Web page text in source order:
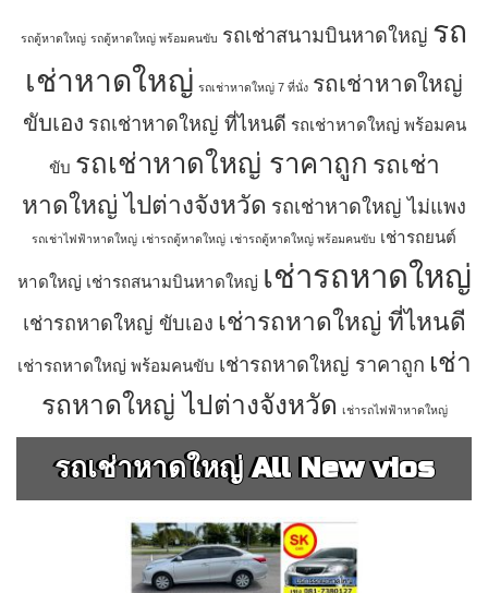
รถตู้หาดใหญ่ รถตู้หาดใหญ่ พร้อมคนขับ รถเช่าสนามบินหาดใหญ่ รถ
เช่าหาดใหญ่ รถเช่าหาดใหญ่ 7 ที่นั่ง รถเช่าหาดใหญ่
ขับเอง รถเช่าหาดใหญ่ ที่ไหนดี รถเช่าหาดใหญ่ พร้อมคน
ขับ รถเช่าหาดใหญ่ ราคาถูก รถเช่า
หาดใหญ่ ไปต่างจังหวัด รถเช่าหาดใหญ่ ไม่แพง
รถเช่าไฟฟ้าหาดใหญ่ เช่ารถตู้หาดใหญ่ เช่ารถตู้หาดใหญ่ พร้อมคนขับ เช่ารถยนต์
หาดใหญ่ เช่ารถสนามบินหาดใหญ่ เช่ารถหาดใหญ่
เช่ารถหาดใหญ่ ขับเอง เช่ารถหาดใหญ่ ที่ไหนดี
เช่ารถหาดใหญ่ พร้อมคนขับ เช่ารถหาดใหญ่ ราคาถูก เช่า
รถหาดใหญ่ ไปต่างจังหวัด เช่ารถไฟฟ้าหาดใหญ่
รถเช่าหาดใหญ่ All New vios